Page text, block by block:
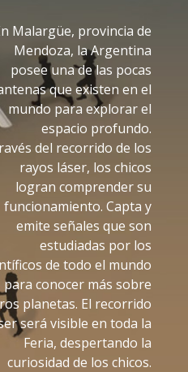
Malargüe, provincia de
Mendoza, la Argentina
posee una de las pocas
que existen en el
mundo para explorar el
espacio profundo.
del recorrido de los
rayos láser, los chicos
logran comprender su
funcionamiento. Capta y
emite señales que son
estudiadas por los
de todo el mundo
para conocer más sobre
planetas. El recorrido
será visible en toda la
Feria, despertando la
curiosidad de los chicos.